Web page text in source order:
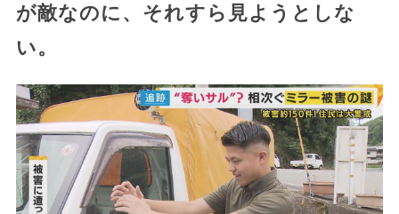
が敵なのに、それすら見ようとしな
い。